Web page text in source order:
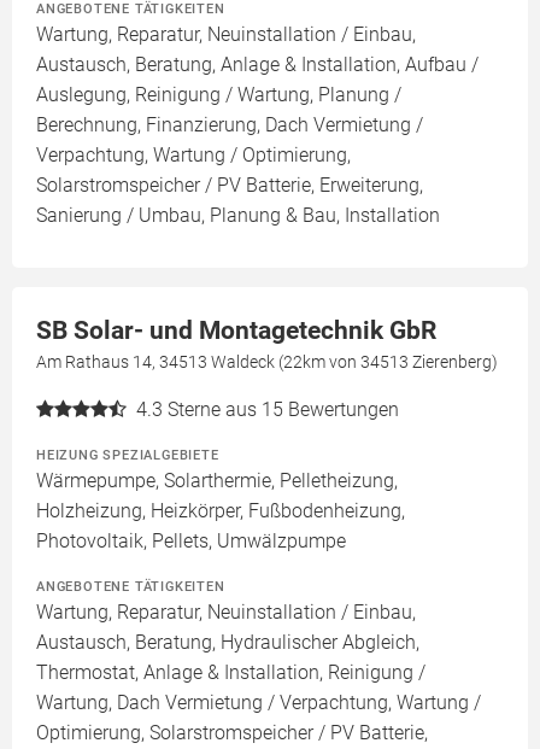
ANGEBOTENE TÄTIGKEITEN
Wartung, Reparatur, Neuinstallation / Einbau,
Austausch, Beratung, Anlage & Installation, Aufbau /
Auslegung, Reinigung / Wartung, Planung /
Berechnung, Finanzierung, Dach Vermietung /
Verpachtung, Wartung / Optimierung,
Solarstromspeicher / PV Batterie, Erweiterung,
Sanierung / Umbau, Planung & Bau, Installation
SB Solar- und Montagetechnik GbR
Am Rathaus 14, 34513 Waldeck (22km von 34513 Zierenberg)
4.3 Sterne aus 15 Bewertungen
HEIZUNG SPEZIALGEBIETE
Wärmepumpe, Solarthermie, Pelletheizung,
Holzheizung, Heizkörper, Fußbodenheizung,
Photovoltaik, Pellets, Umwälzpumpe
ANGEBOTENE TÄTIGKEITEN
Wartung, Reparatur, Neuinstallation / Einbau,
Austausch, Beratung, Hydraulischer Abgleich,
Thermostat, Anlage & Installation, Reinigung /
Wartung, Dach Vermietung / Verpachtung, Wartung /
Optimierung, Solarstromspeicher / PV Batterie,